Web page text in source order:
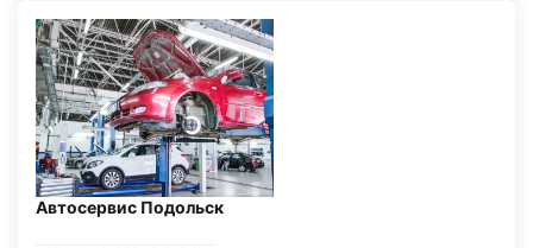
Автосервис Подольск